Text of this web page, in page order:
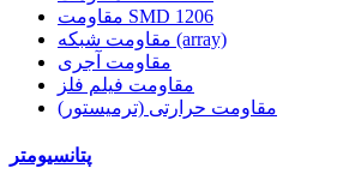
مقاومت SMD 1206
مقاومت شبکه (array)
مقاومت آجری
مقاومت فیلم فلز
مقاومت حرارتی (ترمیستور)
پتانسیومتر